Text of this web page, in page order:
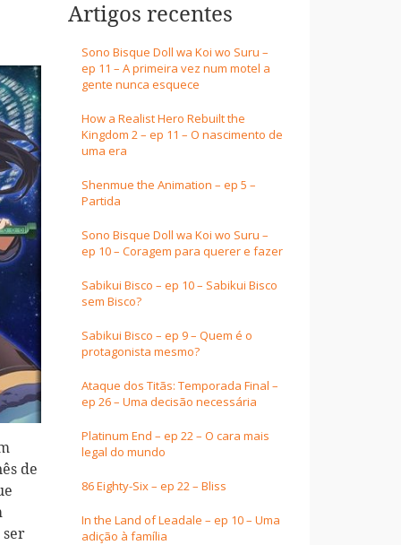
de
ser
Artigos recentes
Sono Bisque Doll wa Koi wo Suru –
ep 11 – A primeira vez num motel a
gente nunca esquece
How a Realist Hero Rebuilt the
Kingdom 2 – ep 11 – O nascimento de
uma era
Shenmue the Animation – ep 5 –
Partida
Sono Bisque Doll wa Koi wo Suru –
ep 10 – Coragem para querer e fazer
Sabikui Bisco – ep 10 – Sabikui Bisco
sem Bisco?
Sabikui Bisco – ep 9 – Quem é o
protagonista mesmo?
Ataque dos Titãs: Temporada Final –
ep 26 – Uma decisão necessária
Platinum End – ep 22 – O cara mais
legal do mundo
86 Eighty-Six – ep 22 – Bliss
In the Land of Leadale – ep 10 – Uma
adição à família